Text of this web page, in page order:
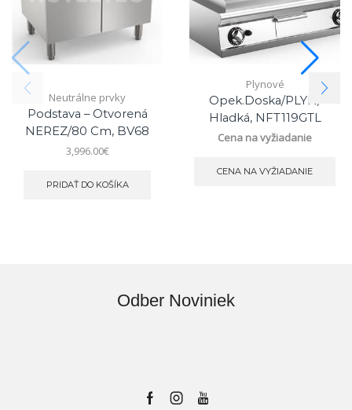
Neutrálne prvky
Podstava – Otvorená
NEREZ/80 Cm, BV68
3,996.00€
PRIDAŤ DO KOŠÍKA
Plynové
Opek.doska/PLYN/
Hladká, NFT119GTL
Cena na vyžiadanie
CENA NA VYŽIADANIE
Odber Noviniek